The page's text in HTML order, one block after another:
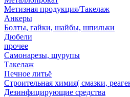
Метизная продукция/Такелаж
Анкеры
Болты, гайки, шайбы, шпильки
Дюбели
прочее
Самонарезы, шурупы
Такелаж
Печное литьё
Строительная химия( смазки,
Дезинфицирующие средства